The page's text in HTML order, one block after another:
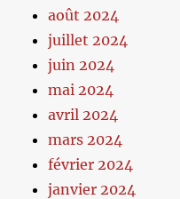
août 2024
juillet 2024
juin 2024
mai 2024
avril 2024
mars 2024
février 2024
janvier 2024